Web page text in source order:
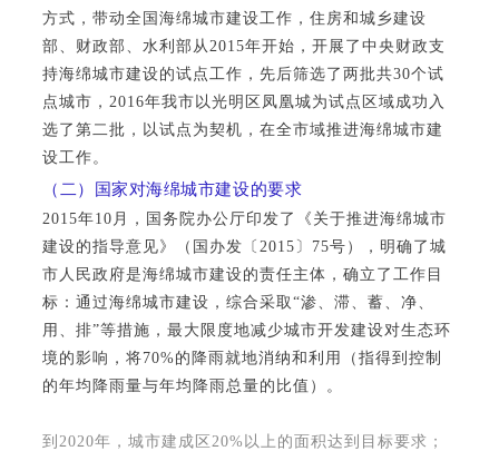
方式，带动全国海绵城市建设工作，住房和城乡建设
部、财政部、水利部从2015年开始，开展了中央财政支
持海绵城市建设的试点工作，先后筛选了两批共30个试
点城市，2016年我市以光明区凤凰城为试点区域成功入
选了第二批，以试点为契机，在全市域推进海绵城市建
设工作。
（二）国家对海绵城市建设的要求
2015年10月，国务院办公厅印发了《关于推进海绵城市
建设的指导意见》（国办发〔2015〕75号），明确了城
市人民政府是海绵城市建设的责任主体，确立了工作目
标：通过海绵城市建设，综合采取 “渗、滞、蓄、净、
用、排”等措施，最大限度地减少城市开发建设对生态环
境的影响，将70%的降雨就地消纳和利用（指得到控制
的年均降雨量与年均降雨总量的比值）。
到2020年，城市建成区20%以上的面积达到目标要求；